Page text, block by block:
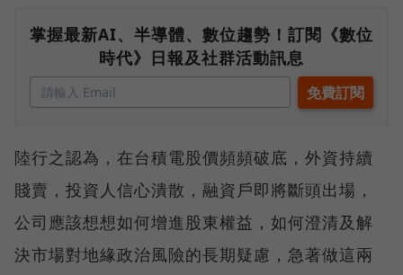
掌握最新AI、半導體、數位趨勢！訂閱《數位
時代》日報及社群活動訊息
陸行之認為，在台積電股價頻頻破底，外資持續
賤賣，投資人信心潰散，融資戶即將斷頭出場，
公司應該想想如何增進股東權益，如何澄清及解
決市場對地緣政治風險的長期疑慮，急著做這兩